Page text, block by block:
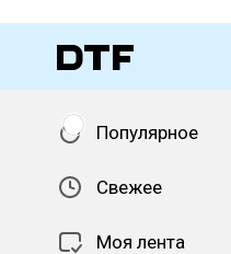
Популярное
Свежее
Моя лента